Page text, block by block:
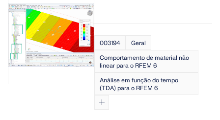
003194
Geral
Comportamento de material não
linear para o RFEM 6
Análise em função do tempo
(TDA) para o RFEM 6